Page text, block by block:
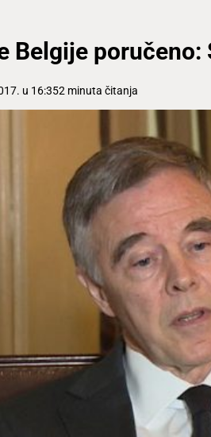
Belgije
u 16:352 minuta čitanja